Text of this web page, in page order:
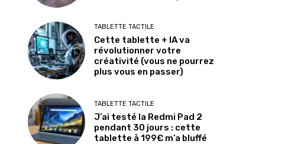
TABLETTE TACTILE
Cette tablette + IA va
révolutionner votre
créativité (vous ne pourrez
plus vous en passer)
TABLETTE TACTILE
J’ai testé la Redmi Pad 2
pendant 30 jours : cette
tablette à 199€ m’a bluffé